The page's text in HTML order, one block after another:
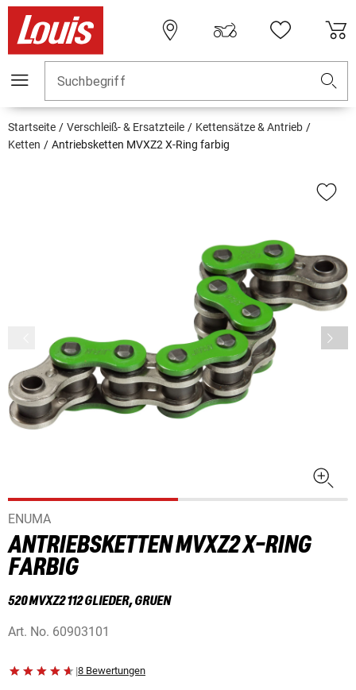
Suchbegriff
Startseite Verschleiß- & Ersatzteile
Kettensätze & Antrieb
Ketten
Antriebsketten MVXZ2 X-Ring farbig
ENUMA
ANTRIEBSKETTEN MVXZ2 X-RING
FARBIG
520 MVXZ2 112 GLIEDER, GRUEN
Art. No. 60903101
|8 Bewertungen